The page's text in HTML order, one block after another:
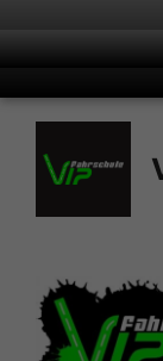
springen